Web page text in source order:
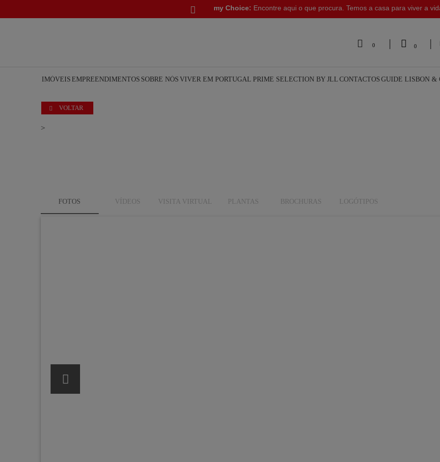
IMÓVEIS EMPREENDIMENTOS SOBRE NÓS VIVER EM PORTUGAL PRIME SELECTION BY JLL CONTACTOS GUIDE LISBON &
 0  0
my Choice: Encontre aqui o que procura. Temos a casa para viver a

>
FOTOS VÍDEOS VISITA VIRTUAL PLANTAS BROCHURAS LOGÓTIPOS
 VOLTAR